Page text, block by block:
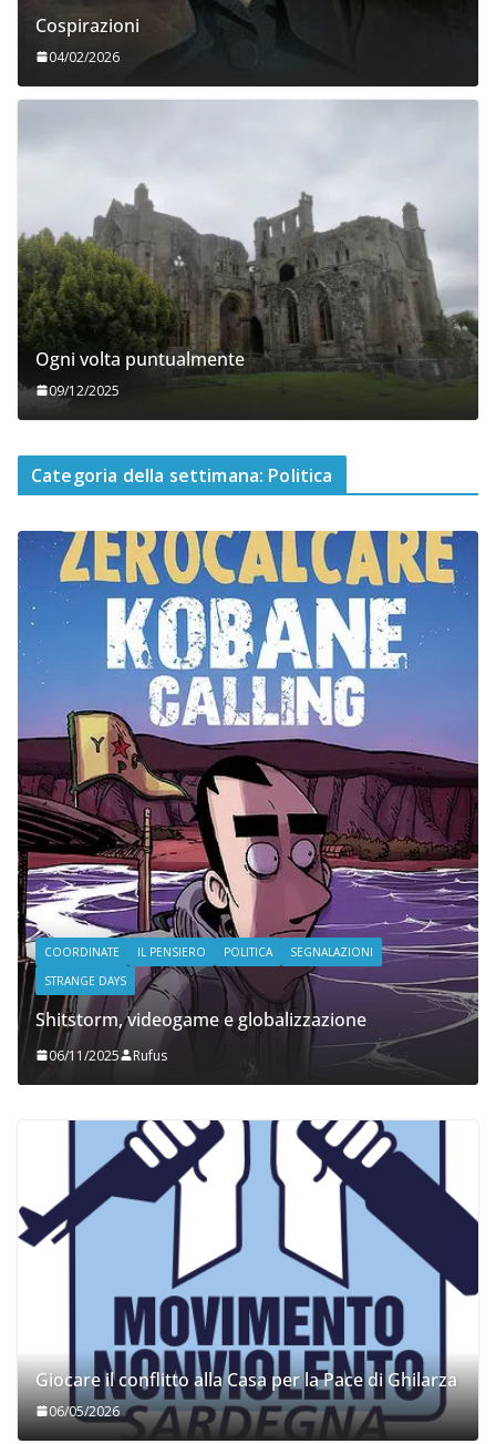
Cospirazioni
04/02/2026
Ogni volta puntualmente
09/12/2025
Categoria della settimana: Politica
COORDINATE IL PENSIERO POLITICA
SEGNALAZIONI
STRANGE DAYS
Shitstorm, videogame e globalizzazione
06/11/2025 Rufus
Giocare il conflitto alla Casa per la Pace di Ghilarza
06/05/2026